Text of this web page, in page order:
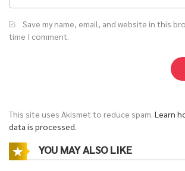
ตลก
แบบเข้าใจผิดสุดฮา กับความเข้มข้นของโลก
ธรรมชาติ แถมยังเป็นแนว
นิยายแปล
ที่ทั้งกาว ทั้งเท่ ทั้งลึกลับในเวล
และสำหรับใครที่กำลังมองหา นิยายแปลจบแล้ว
เ
ต้องรอ สามารถติดตามเรื่องนี้เพื่อ
Novel lucky (โนเวลลัคกี้)
Save my name, email, and website in this
time I comment.
This site uses Akismet to reduce spam. Learn
data is processed.
YOU MAY ALSO LIKE